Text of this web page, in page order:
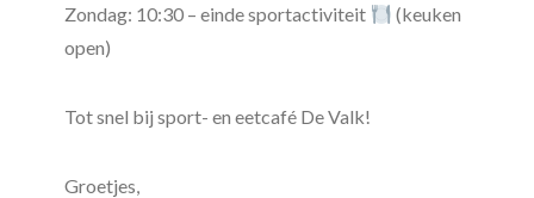
Zondag: 10:30 – einde sportactiviteit
(keuken
open)
Tot snel bij sport- en eetcafé De Valk!
Groetjes,